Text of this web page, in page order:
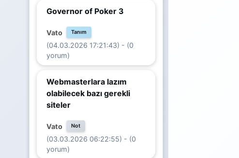
Governor of Poker 3
Vato Tanım
(04.03.2026 17:21:43) - (0
yorum)
Webmasterlara lazım
olabilecek bazı gerekli
siteler
Vato Not
(03.03.2026 06:22:55) - (0
yorum)